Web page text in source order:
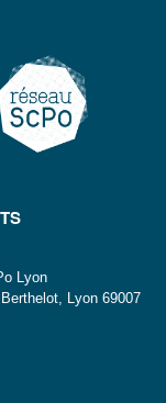
Lyon
Lyon 69007